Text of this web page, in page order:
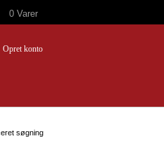
0 Varer
Opret konto
søgning